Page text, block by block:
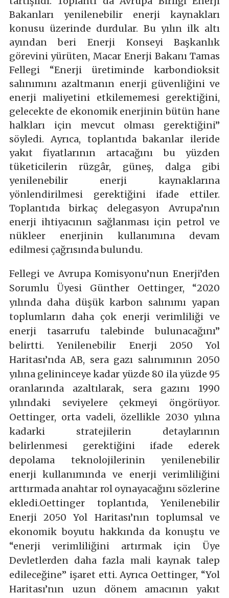
Bakanları yenilenebilir enerji kaynakları
konusu üzerinde durdular. Bu yılın ilk altı
ayından beri Enerji Konseyi Başkanlık
görevini yürüten, Macar Enerji Bakanı Tamas
Fellegi “Enerji üretiminde karbondioksit
salınımını azaltmanın enerji güvenliğini ve
enerji maliyetini etkilememesi gerektiğini,
gelecekte de ekonomik enerjinin bütün hane
halkları için mevcut olması gerektiğini”
söyledi. Ayrıca, toplantıda bakanlar ileride
yakıt fiyatlarının artacağını bu yüzden
tüketicilerin rüzgâr, güneş, dalga gibi
yenilenebilir enerji kaynaklarına
yönlendirilmesi gerektiğini ifade ettiler.
Toplantıda birkaç delegasyon Avrupa’nın
enerji ihtiyacının sağlanması için petrol ve
nükleer enerjinin kullanımına devam
edilmesi çağrısında bulundu.
Fellegi ve Avrupa Komisyonu’nun Enerji’den
Sorumlu Üyesi Günther Oettinger, “2020
yılında daha düşük karbon salınımı yapan
toplumların daha çok enerji verimliliği ve
enerji tasarrufu talebinde bulunacağını”
belirtti. Yenilenebilir Enerji 2050 Yol
Haritası’nda AB, sera gazı salınımının 2050
yılına gelininceye kadar yüzde 80 ila yüzde 95
oranlarında azaltılarak, sera gazını 1990
yılındaki seviyelere çekmeyi öngörüyor.
Oettinger, orta vadeli, özellikle 2030 yılına
kadarki stratejilerin detaylarının
belirlenmesi gerektiğini ifade ederek
depolama teknolojilerinin yenilenebilir
enerji kullanımında ve enerji verimliliğini
arttırmada anahtar rol oynayacağını sözlerine
ekledi.Oettinger toplantıda, Yenilenebilir
Enerji 2050 Yol Haritası’nın toplumsal ve
ekonomik boyutu hakkında da konuştu ve
“enerji verimliliğini artırmak için Üye
Devletlerden daha fazla mali kaynak talep
edileceğine” işaret etti. Ayrıca Oettinger, “Yol
Haritası’nın uzun dönem amacının yakıt